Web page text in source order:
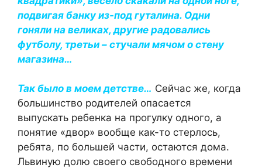
подвигая банку из-под гуталина. Одни
гоняли на великах, другие радовались
футболу, третьи – стучали мячом о стену
магазина…
Так было в моем детстве… Сейчас же, когда
большинство родителей опасается
выпускать ребенка на прогулку одного, а
понятие «двор» вообще как-то стерлось,
ребята, по большей части, остаются дома.
Львиную долю своего свободного времени